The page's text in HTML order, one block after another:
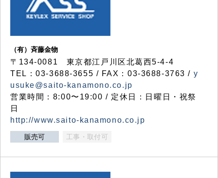
（有）斉藤金物
〒134-0081 東京都江戸川区北葛西5-4-4
TEL：03-3688-3655 / FAX：03-3688-3763 / y
usuke@saito-kanamono.co.jp
営業時間：8:00〜19:00 / 定休日：日曜日・祝祭
日
http://www.saito-kanamono.co.jp
販売可 工事・取付可